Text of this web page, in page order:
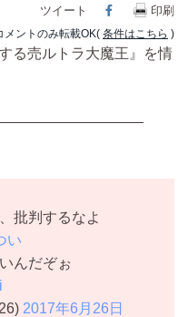
ツイート Facebook
印刷
メントのみ転載OK( 条件はこちら )
る売ルトラ大魔王』を情
批判するなよ
い
んだぞぉ
2017年6月26日